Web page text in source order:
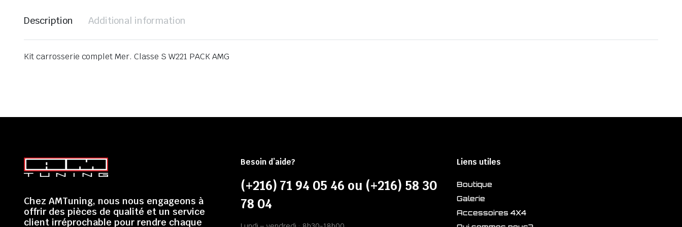
Description Additional information
Kit carrosserie complet Mer. Classe S W221 PACK AMG
Chez AMTuning, nous nous engageons à
offrir des pièces de qualité et un service
client irréprochable pour rendre chaque
Besoin d’aide?
(+216) 71 94 05 46 ou (+216) 58 30
78 04
Liens utiles
Boutique
Galerie
Accessoires 4X4